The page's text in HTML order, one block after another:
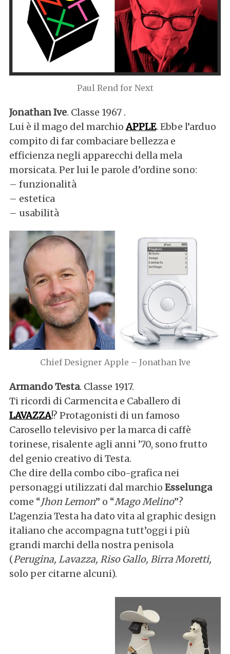
Paul Rend for Next
Jonathan Ive. Classe 1967 .
Lui è il mago del marchioAPPLE. Ebbe l’arduo
compito di far combaciare bellezza e
efficienza negli apparecchi della mela
morsicata. Per lui le parole d’ordine sono:
– funzionalità
– estetica
– usabilità
Chief Designer Apple – Jonathan Ive
Armando Testa. Classe 1917.
Ti ricordi di Carmencita e Caballero di
LAVAZZA!? Protagonisti di un famoso
Carosello televisivo per la marca di caffè
torinese, risalente agli anni ’70, sono frutto
del genio creativo di Testa.
Che dire della combo cibo-grafica nei
personaggi utilizzati dal marchio Esselunga
come “Jhon Lemon” o “Mago Melino”?
L’agenzia Testa ha dato vita al graphic design
italiano che accompagna tutt’oggi i più
grandi marchi della nostra penisola
(Perugina, Lavazza, Riso Gallo, Birra Moretti,
solo per citarne alcuni).
e
a
c
h
o
r
: